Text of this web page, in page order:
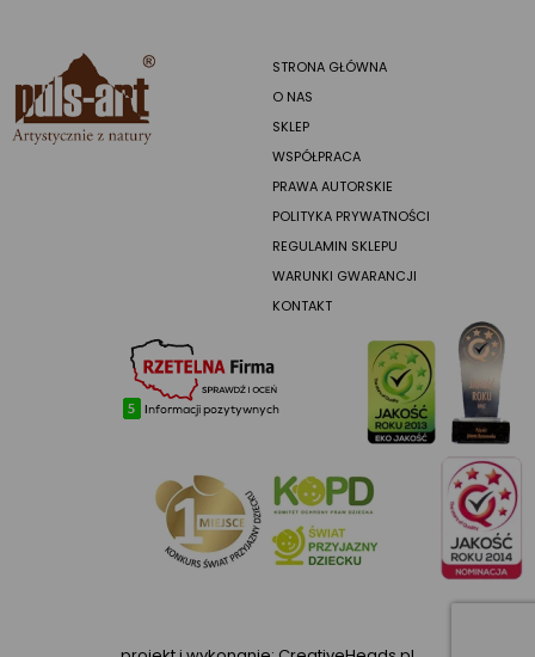
STRONA GŁÓWNA
O NAS
SKLEP
WSPÓŁPRACA
PRAWA AUTORSKIE
POLITYKA PRYWATNOŚCI
REGULAMIN SKLEPU
WARUNKI GWARANCJI
KONTAKT